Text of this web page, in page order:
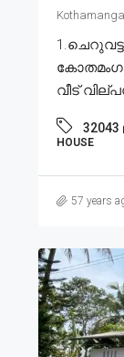
വീട്
32043
HOUSE
57 years